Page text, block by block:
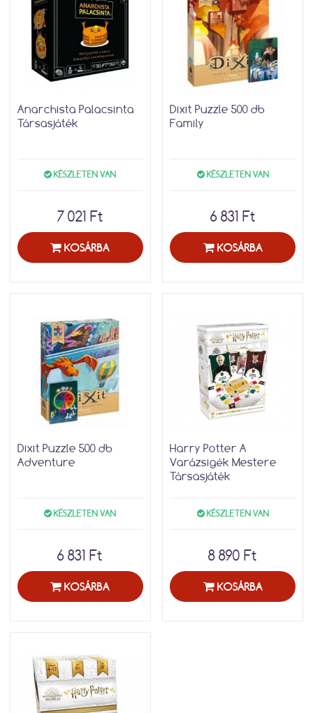
Anarchista Palacsinta
Társasjáték
KÉSZLETEN VAN
7 021 Ft
KOSÁRBA
Dixit Puzzle 500 db
Family
KÉSZLETEN VAN
6 831 Ft
KOSÁRBA
Dixit Puzzle 500 db
Adventure
KÉSZLETEN VAN
6 831 Ft
KOSÁRBA
Harry Potter A
Varázsigék Mestere
Társasjáték
KÉSZLETEN VAN
8 890 Ft
KOSÁRBA